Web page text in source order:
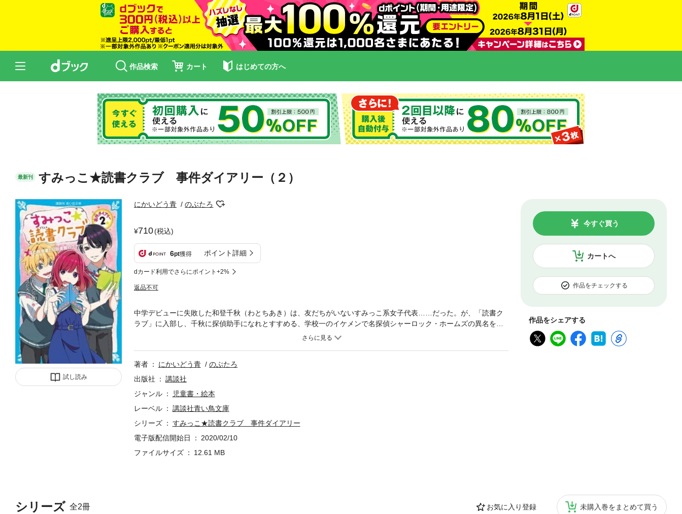
作品検索 カート はじめての方へ
最新刊 すみっこ★読書クラブ 事件ダイアリー（２）
試し読み
にかいどう青 のぶたろ
710(税込)
6pt獲得 ポイント詳細
dカード利用でさらにポイント+2%
返品不可
カートへ
今すぐ買う
作品をチェックする
作品をシェアする
シリーズ 全2冊 お気に入り登録 未購入巻をまとめて買う
中学デビューに失敗した和登千秋（わとちあき）は、友だちがいないすみっこ系女子代表……だった。が、「読書ク
ラブ」に入部し、千秋に探偵助手になれとすすめる、学校一のイケメンで名探偵シャーロック・ホームズの異名を持
つ男子――本田宗六（ほんだそうろく）や、保健室登校を繰り返していた、読書家女子の新実早沙に囲まれ、自分の
き＞
著者 にかいどう青
のぶたろ
出版社
講談社
ジャンル
児童書・絵本
レーベル
講談社青い鳥文庫
シリーズ
すみっこ★読書クラブ 事件ダイアリー
電子版配信開始日
2020/02/10
ファイルサイズ
12.61 MB